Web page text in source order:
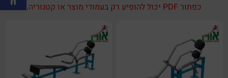
כפתור PDF יכול להופיע רק בעמודי מוצר או קטגוריה.